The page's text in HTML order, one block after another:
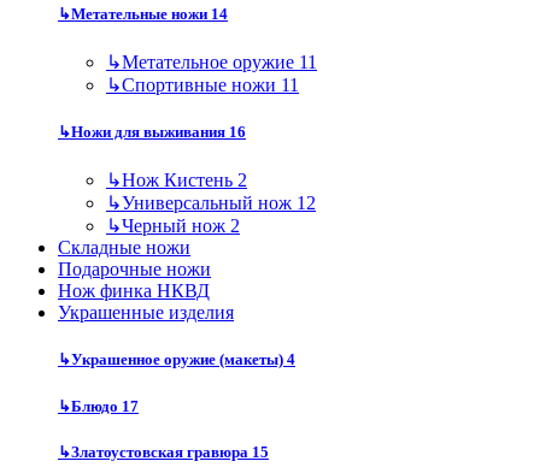
↳Метательные ножи 14
↳Метательное оружие 11
↳Спортивные ножи 11
↳Ножи для выживания 16
↳Нож Кистень 2
↳Универсальный нож 12
↳Черный нож 2
Складные ножи
Подарочные ножи
Нож финка НКВД
Украшенные изделия
↳Украшенное оружие (макеты) 4
↳Блюдо 17
↳Златоустовская гравюра 15